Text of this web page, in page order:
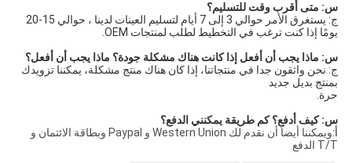
س: متى أقرب وقت للتسليم؟
ج: يستغرق الأمر حوالي 3 إلى 7 أيام لتسليم العينات لدينا ، حوالي 15-20
يومًا إذا كنت ترغب في التخطيط لطلب لمنتجات OEM.
س: ماذا يجب أن أفعل إذا كانت هناك مشكلة جودة؟ ماذا يجب أن أفعل؟
ج: نحن واثقون جدا في منتجاتنا، إذا كان هناك منتج مشكلة، يمكننا تزويدك
بمنتج بديل جديد
حرة.
س: كيف أدفع؟ كم طريقة يمكنني الدفع؟
أ:
ويمكننا أيضاً أن نقدم لك Western Union و Paypal وبطاقة الائتمان و
T/T الدفع